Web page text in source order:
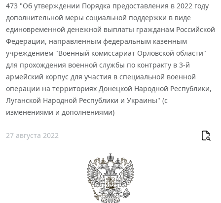
473 "Об утверждении Порядка предоставления в 2022 году
дополнительной меры социальной поддержки в виде
единовременной денежной выплаты гражданам Российской
Федерации, направленным федеральным казенным
учреждением "Военный комиссариат Орловской области"
для прохождения военной службы по контракту в 3-й
армейский корпус для участия в специальной военной
операции на территориях Донецкой Народной Республики,
Луганской Народной Республики и Украины" (с
изменениями и дополнениями)
27 августа 2022